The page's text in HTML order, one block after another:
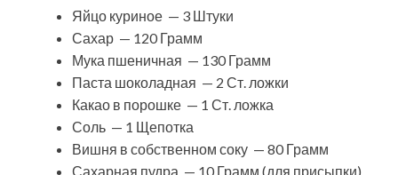
Яйцо куриное — 3 Штуки
Сахар — 120 Грамм
Мука пшеничная — 130 Грамм
Паста шоколадная — 2 Ст. ложки
Какао в порошке — 1 Ст. ложка
Соль — 1 Щепотка
Вишня в собственном соку — 80 Грамм
Сахарная пудра — 10 Грамм (для присыпки)